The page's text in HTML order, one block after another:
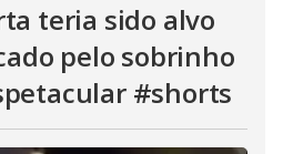
teria sido alvo
pelo sobrinho
#shorts